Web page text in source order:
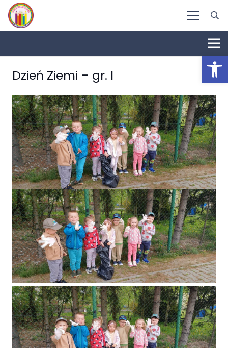
Dzień Ziemi – gr. I